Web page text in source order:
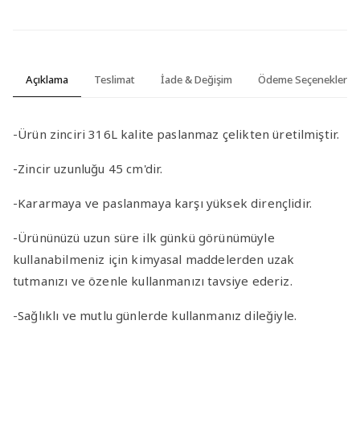
Açıklama Teslimat İade & Değişim Ödeme Seçenekleri
-Ürün zinciri 316L kalite paslanmaz çelikten üretilmiştir.
-Zincir uzunluğu 45 cm'dir.
-Kararmaya ve paslanmaya karşı yüksek dirençlidir.
-Ürününüzü uzun süre ilk günkü görünümüyle
kullanabilmeniz için kimyasal maddelerden uzak
tutmanızı ve özenle kullanmanızı tavsiye ederiz.
-Sağlıklı ve mutlu günlerde kullanmanız dileğiyle.